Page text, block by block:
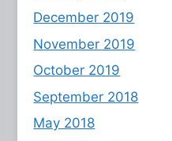
December 2019
November 2019
October 2019
September 2018
May 2018